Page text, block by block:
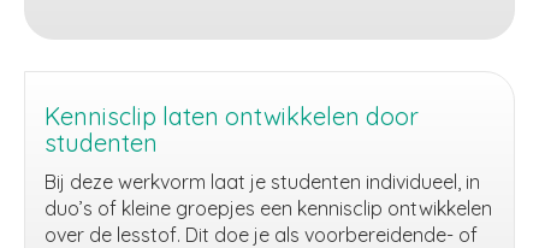
Kennisclip laten ontwikkelen door
studenten
Bij deze werkvorm laat je studenten individueel, in
duo’s of kleine groepjes een kennisclip ontwikkelen
over de lesstof. Dit doe je als voorbereidende- of